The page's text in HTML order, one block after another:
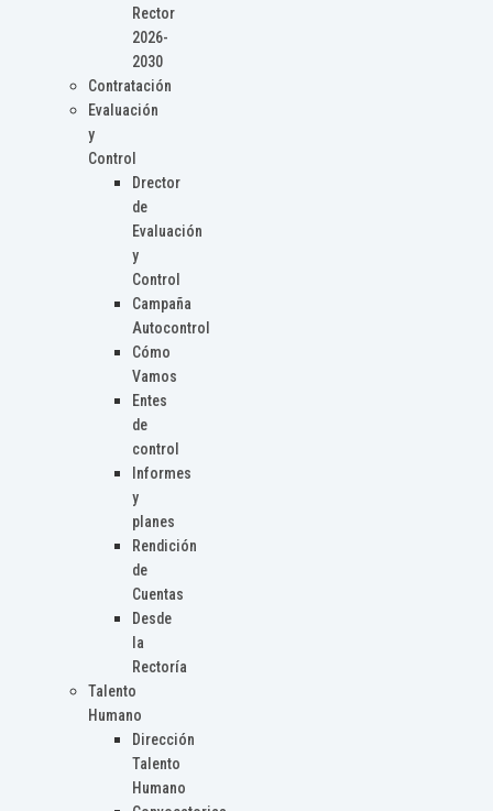
Rector
2026-
2030
Contratación
Evaluación
y
Control
Drector
de
Evaluación
y
Control
Campaña
Autocontrol
Cómo
Vamos
Entes
de
control
Informes
y
planes
Rendición
de
Cuentas
Desde
la
Rectoría
Talento
Humano
Dirección
Talento
Humano